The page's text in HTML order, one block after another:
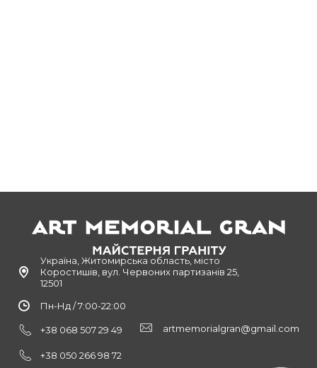
Україна, Житомирська область, місто
Коростишів, вул. Червоних партизанів 25,
12501
Пн-Нд / 7:00-22:00
+38 068 507 29 49
+38 050 266 98 72
artmemorialgran@gmail.com